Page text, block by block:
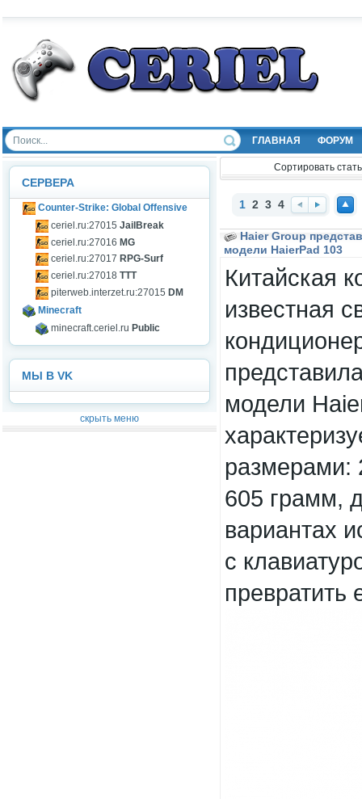
ГЛАВНАЯ ФОРУМ
СЕРВЕРА
Counter-Strike: Global Offensive
ceriel.ru:27015 JailBreak
ceriel.ru:27016 MG
ceriel.ru:27017 RPG-Surf
ceriel.ru:27018 TTT
piterweb.interzet.ru:27015 DM
Minecraft
minecraft.ceriel.ru Public
МЫ В VK
скрыть меню
Сортировать
1 2 3 4
ад
ред ерх
Haier Group
модели HaierPad 103
Китайская
известная
модели
размерами:
605 грамм,
вариантах
с
превратить